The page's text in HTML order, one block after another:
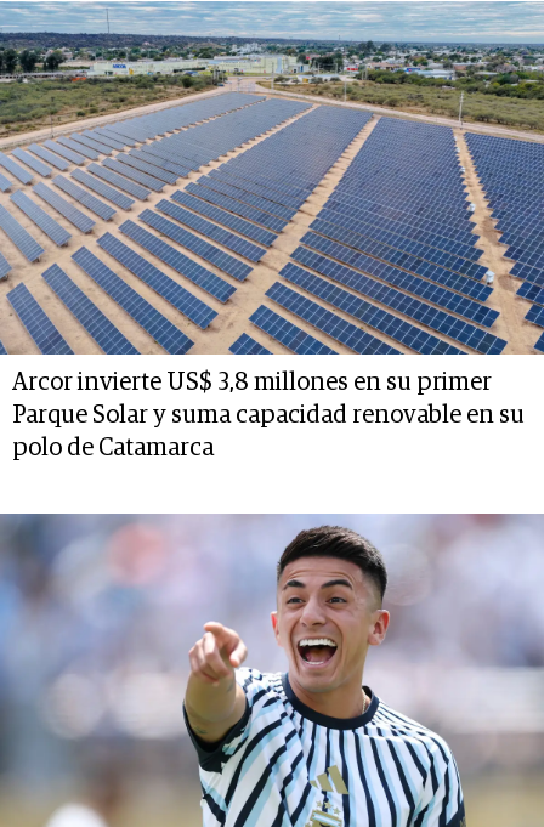
Arcor invierte US$ 3,8 millones en su primer
Parque Solar y suma capacidad renovable en su
polo de Catamarca